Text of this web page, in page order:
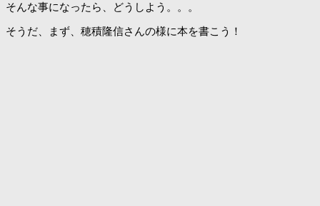
そんな事になったら、どうしよう。。。
そうだ、まず、穂積隆信さんの様に本を書こう！